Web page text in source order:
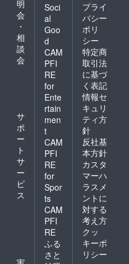
を収録
した
DVDに
変更さ
せてい
ただき
ます。
⑤スペ
シャル
サポー
ターと
して新
聞にお
名前を
掲載致
しま
す。 お
名前は
ニック
ネーム
も可能
です。
掲載は
１名も
しくは
１グ
ループ
明
会
・
相
談
会
サ
ポ
ー
ト
サ
ー
ビ
ス
Soci
al
Goo
d
CAM
PFI
RE
for
Ente
rtain
men
t
CAM
PFI
RE
for
Spor
ts
CAM
PFI
RE
ふる
さと
プライ
バシー
ポリ
シー
特定商
取引法
に基づ
く表記
情報セ
キュリ
ティ方
針
反社基
本方針
カスタ
マーハ
ラスメ
ントに
対する
考え方
クッ
キーポ
リシー